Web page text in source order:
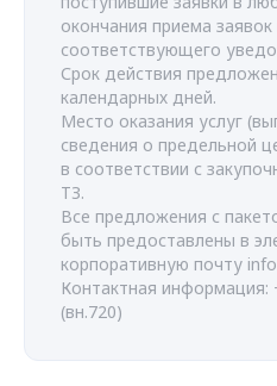
окончания приема
соответствующего
Срок действия
календарных дней.
Место оказания услуг
сведения о предельной
в соответствии с
ТЗ.
Все предложения с
быть предоставлены в
корпоративную почту
Контактная информация:
(вн.720)